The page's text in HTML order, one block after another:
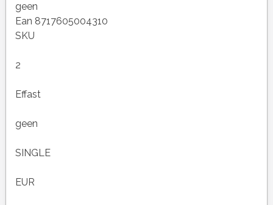
geen
Ean 8717605004310
SKU
2
Effast
geen
SINGLE
EUR